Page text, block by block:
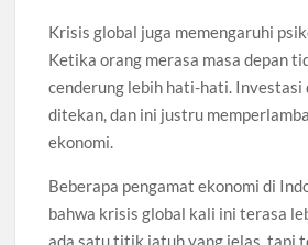
Krisis global juga memengaruhi
Ketika orang merasa masa depan
cenderung lebih hati-hati. Investasi
ditekan, dan ini justru
ekonomi.
Beberapa pengamat ekonomi di
bahwa krisis global kali ini terasa
ada satu titik jatuh yang jelas, tapi